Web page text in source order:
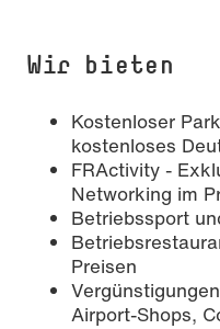
Wir bieten
Kostenloser
kostenloses
FRActivity -
Networking im
Betriebssport
Preisen
Airport-Shops,